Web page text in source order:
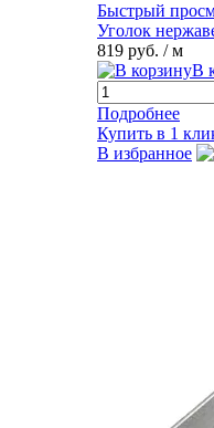
Быстрый
Уголок
819 руб. / м
В
Подробнее
Купить в 1
В избранное